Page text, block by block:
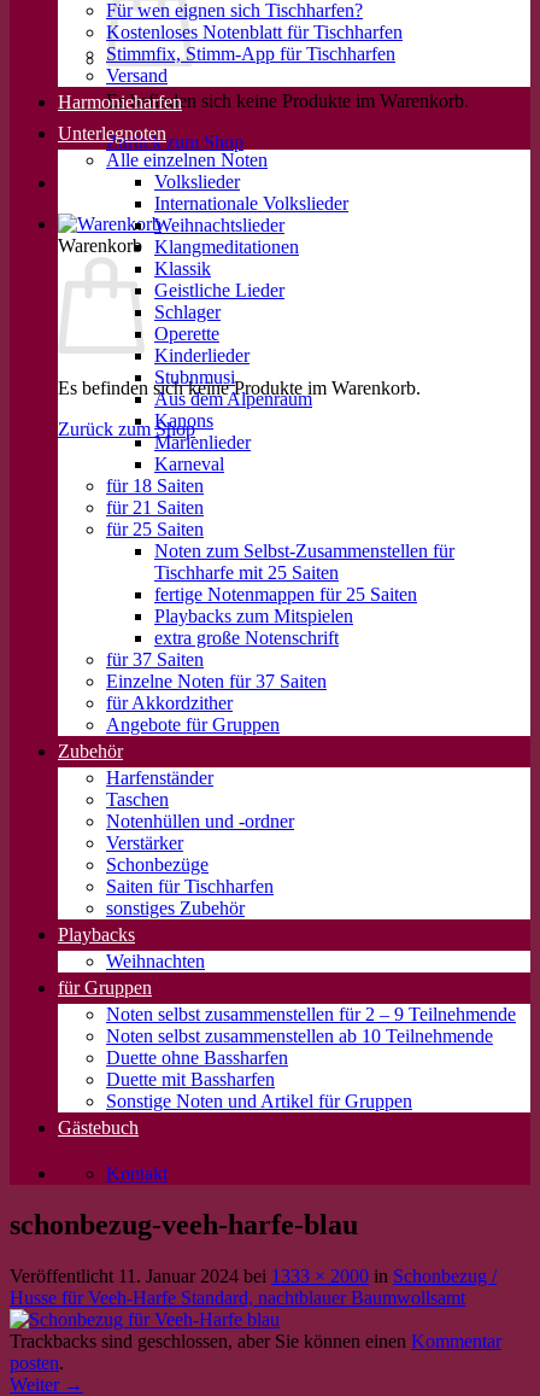
Es befinden sich keine Produkte im Warenkorb.
Zurück zum Shop
Warenkorb
Es befinden sich keine Produkte im Warenkorb.
Zurück zum Shop
Für wen eignen sich Tischharfen?
Kostenloses Notenblatt für Tischharfen
Stimmfix, Stimm-App für Tischharfen
Versand
Harmonieharfen
Unterlegnoten
Alle einzelnen Noten
Volkslieder
Internationale Volkslieder
Weihnachtslieder
Klangmeditationen
Klassik
Geistliche Lieder
Schlager
Operette
Kinderlieder
Stubnmusi
Aus dem Alpenraum
Kanons
Marienlieder
Karneval
für 18 Saiten
für 21 Saiten
für 25 Saiten
Noten zum Selbst-Zusammenstellen für
Tischharfe mit 25 Saiten
fertige Notenmappen für 25 Saiten
Playbacks zum Mitspielen
extra große Notenschrift
für 37 Saiten
Einzelne Noten für 37 Saiten
für Akkordzither
Angebote für Gruppen
Zubehör
Harfenständer
Taschen
Notenhüllen und -ordner
Verstärker
Schonbezüge
Saiten für Tischharfen
sonstiges Zubehör
Playbacks
Weihnachten
für Gruppen
Noten selbst zusammenstellen für 2 – 9 Teilnehmende
Noten selbst zusammenstellen ab 10 Teilnehmende
Duette ohne Bassharfen
Duette mit Bassharfen
Sonstige Noten und Artikel für Gruppen
Gästebuch
Kontakt
schonbezug-veeh-harfe-blau
Veröffentlicht 11. Januar 2024 bei 1333 × 2000 in Schonbezug /
Husse für Veeh-Harfe Standard, nachtblauer Baumwollsamt
Trackbacks sind geschlossen, aber Sie können einen Kommentar
posten.
Weiter →